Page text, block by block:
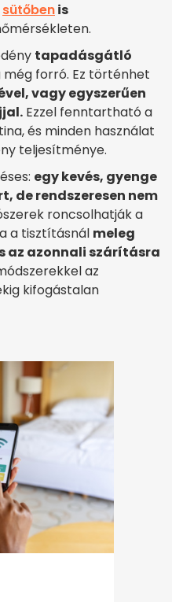
sütőbenis
tapadásgátló
még forró. Ez történhet
vagy egyszerűen
Ezzel fenntartható a
és minden használat
teljesítménye.
egy kevés, gyenge
de rendszeresen nem
roncsolhatják a
a tisztításnál meleg
az azonnali szárításra
az
kifogástalan